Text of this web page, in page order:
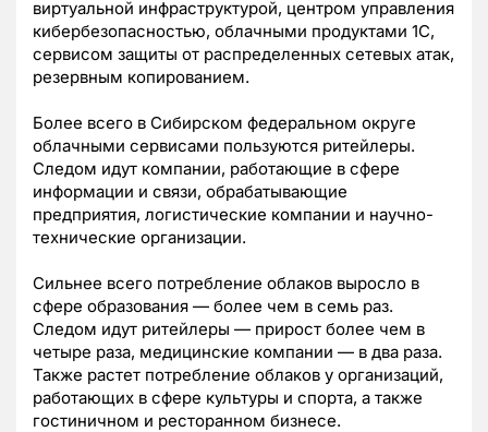
виртуальной инфраструктурой, центром управления
кибербезопасностью, облачными продуктами 1С,
сервисом защиты от распределенных сетевых атак,
резервным копированием.
Более всего в Сибирском федеральном округе
облачными сервисами пользуются ритейлеры.
Следом идут компании, работающие в сфере
информации и связи, обрабатывающие
предприятия, логистические компании и научно-
технические организации.
Сильнее всего потребление облаков выросло в
сфере образования — более чем в семь раз.
Следом идут ритейлеры — прирост более чем в
четыре раза, медицинские компании — в два раза.
Также растет потребление облаков у организаций,
работающих в сфере культуры и спорта, а также
гостиничном и ресторанном бизнесе.